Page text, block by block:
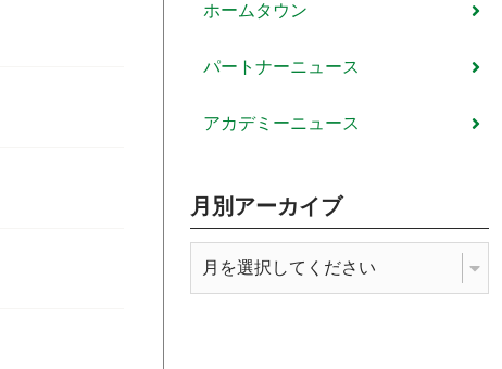
ホームタウン
パートナーニュース
アカデミーニュース
月別アーカイブ